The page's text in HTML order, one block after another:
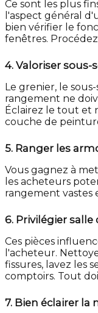
Ce sont les plus
l'aspect général
bien vérifier le
fenêtres.
4. Valoriser sous-
Le grenier, le
rangement ne
Éclairez le tout et
couche de
5. Ranger les
Vous gagnez à
les acheteurs
rangement vastes
6. Privilégier salle
Ces pièces
l'acheteur.
fissures, lavez les
comptoirs. Tout
7. Bien éclairer la